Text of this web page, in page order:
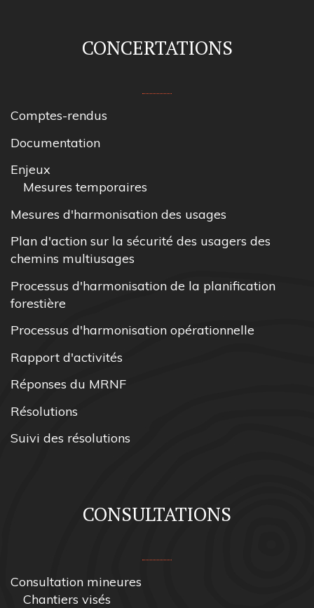
CONCERTATIONS
Comptes-rendus
Documentation
Enjeux
Mesures temporaires
Mesures d'harmonisation des usages
Plan d'action sur la sécurité des usagers des
chemins multiusages
Processus d'harmonisation de la planification
forestière
Processus d'harmonisation opérationnelle
Rapport d'activités
Réponses du MRNF
Résolutions
Suivi des résolutions
CONSULTATIONS
Consultation mineures
Chantiers visés